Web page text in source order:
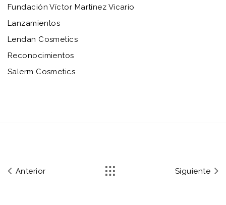
Fundación Víctor Martínez Vicario
Lanzamientos
Lendan Cosmetics
Reconocimientos
Salerm Cosmetics
Anterior Siguiente